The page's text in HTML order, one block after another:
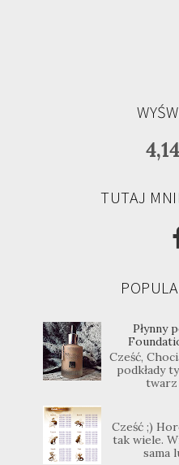
TUTAJ
Płynny
Cześć,
podkłady
twarz
Cześć ;)
tak wiele.
sama